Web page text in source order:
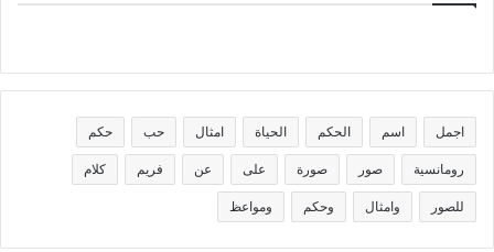
اجمل اسم الحكم الحياة امثال حب حكم
رومانسية صور صورة على عن فريم كلام
للصور وامثال وحكم ومواعظ